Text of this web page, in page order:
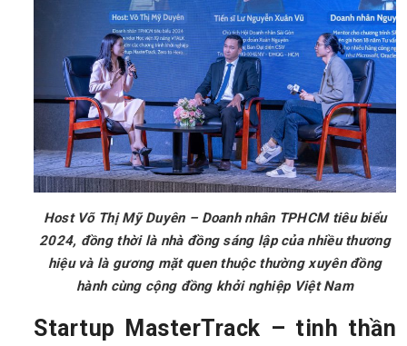
Host Võ Thị Mỹ Duyên – Doanh nhân TPHCM tiêu biểu
2024, đồng thời là nhà đồng sáng lập của nhiều thương
hiệu và là gương mặt quen thuộc thường xuyên đồng
hành cùng cộng đồng khởi nghiệp Việt Nam
Startup MasterTrack – tinh thần